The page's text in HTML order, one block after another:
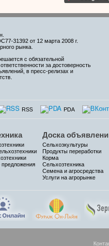
31392 от 12 марта 2008 г.
рынка.
с обязательной
за достоверность
в пресс-релизах и
RSS PDA
Доска
Сельхозкультуры
Продукты переработки
Корма
Сельхозтехника
Семена и агросредства
Услуги на агрорынке